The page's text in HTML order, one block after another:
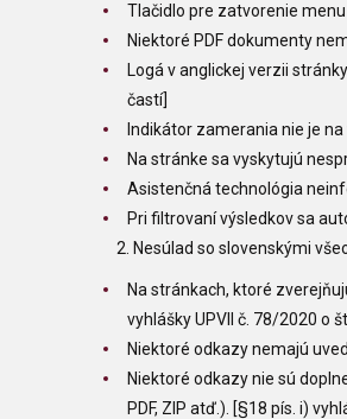
Tlačidlo pre zatvorenie
Niektoré PDF dokumenty
Logá v anglickej verzii
častí]
Indikátor zamerania nie je
Na stránke sa vyskytujú
Asistenčná technológia
Pri filtrovaní výsledkov sa
Nesúlad so slovenskými
Na stránkach, ktoré
vyhlášky UPVII č. 78/2020 o
Niektoré odkazy nemajú
Niektoré odkazy nie sú
PDF, ZIP atď.). [§18 pís. i)